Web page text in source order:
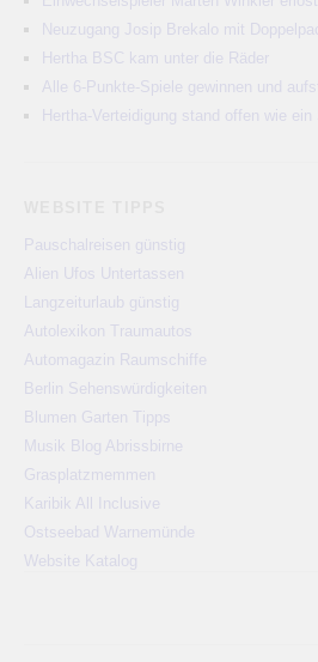
Neuzugang Josip Brekalo mit
Hertha BSC kam unter die Räder
Alle 6-Punkte-Spiele gewinnen und
Hertha-Verteidigung stand offen wie
Pauschalreisen günstig
Alien Ufos Untertassen
Langzeiturlaub günstig
Autolexikon Traumautos
Automagazin Raumschiffe
Berlin Sehenswürdigkeiten
Blumen Garten Tipps
Musik Blog Abrissbirne
Grasplatzmemmen
Karibik All Inclusive
Ostseebad Warnemünde
Website Katalog